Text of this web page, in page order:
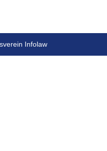
Infolaw